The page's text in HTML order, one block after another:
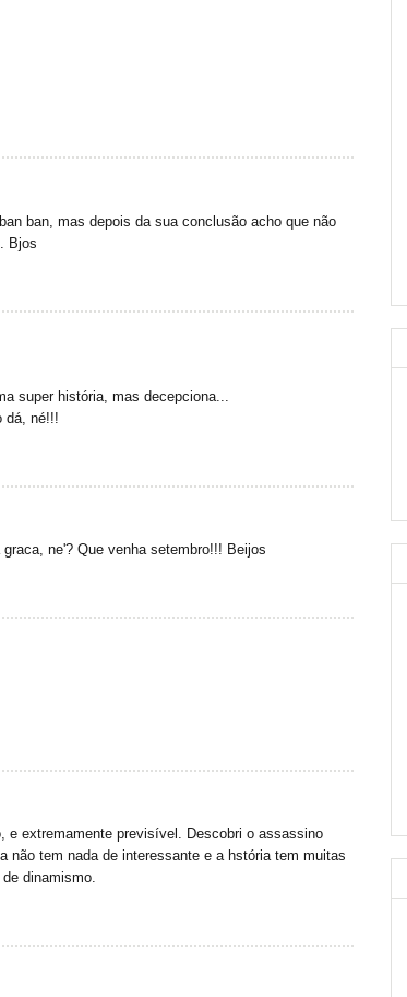
ban, mas depois da sua conclusão acho que não
Bjos
super história, mas decepciona...
dá, né!!!
ne'? Que venha setembro!!! Beijos
e extremamente previsível. Descobri o assassino
não tem nada de interessante e a hstória tem muitas
dinamismo.